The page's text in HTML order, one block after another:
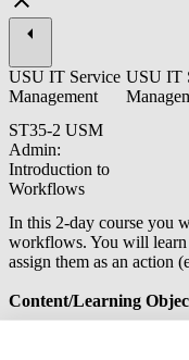
USU IT Service
Management
ST35-2 USM
Admin:
Introduction to
Workflows
USU IT
In this 2-day course you
workflows. You will
assign them as an action
Content/Learning